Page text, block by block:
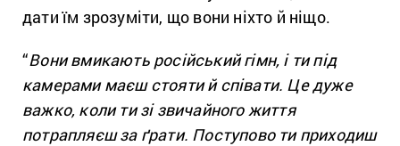
дати їм зрозуміти, що вони ніхто й ніщо.
“Вони вмикають російський гімн, і ти під
камерами маєш стояти й співати. Це дуже
важко, коли ти зі звичайного життя
потрапляєш за ґрати. Поступово ти приходиш